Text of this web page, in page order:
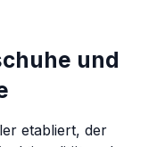
und
etabliert, der